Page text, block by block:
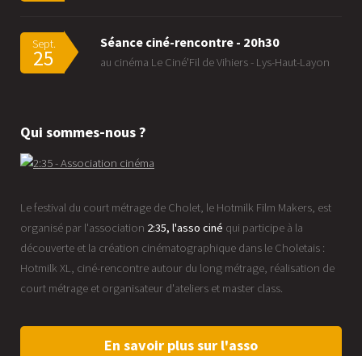
Sept.
25
Séance ciné-rencontre - 20h30
au cinéma Le Ciné'Fil de Vihiers - Lys-Haut-Layon
Qui sommes-nous ?
Le festival du court métrage de Cholet, le Hotmilk Film Makers, est
organisé par l'association 2:35, l'asso ciné qui participe à la
découverte et la création cinématographique dans le Choletais :
Hotmilk XL, ciné-rencontre autour du long métrage, réalisation de
court métrage et organisateur d'ateliers et master class.
En savoir plus sur l'asso